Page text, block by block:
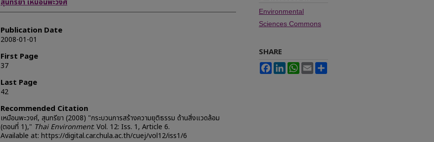
สุนทรียา เหมือนพะวงศ์
Publication Date
2008-01-01
First Page
37
Last Page
42
Recommended Citation
เหมือนพะวงศ์, สุนทรียา (2008) "กระบวนการสร้างความยุติธรรม ด้านสิ่งแวดล้อม
(ตอนที่ 1)," Thai Environment: Vol. 12: Iss. 1, Article 6.
Available at: https://digital.car.chula.ac.th/cuej/vol12/iss1/6
Environmental
Sciences Commons
SHARE
FacebookLinkedInWhatsApp
Email